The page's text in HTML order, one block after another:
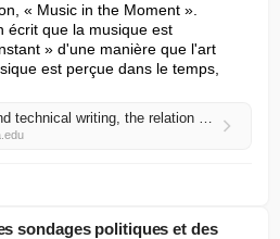
« Music in the Moment ».
écrit que la musique est
» d'une manière que l'art
est perçue dans le temps,
In music, literature, and technical writing, the relation of large-scale structure to the local action
sondages politiques et des